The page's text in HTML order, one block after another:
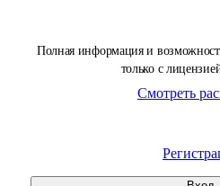
Полная информация и
только с
Смотреть